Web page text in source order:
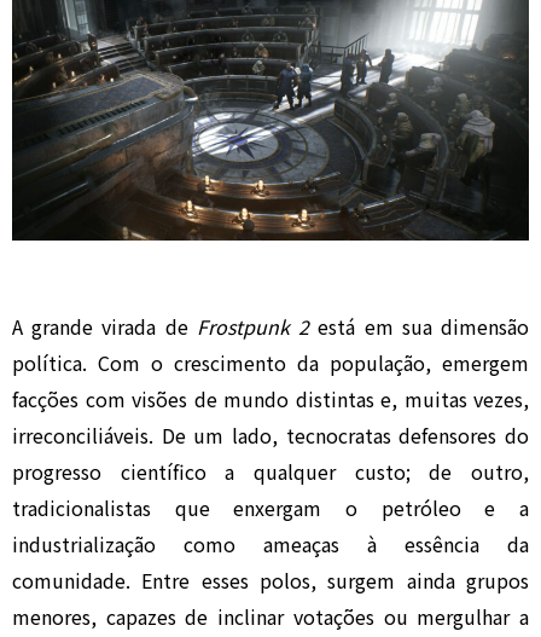
A grande virada de Frostpunk 2está em sua dimensão
política. Com o crescimento da população, emergem
facções com visões de mundo distintas e, muitas vezes,
irreconciliáveis. De um lado, tecnocratas defensores do
progresso científico a qualquer custo; de outro,
tradicionalistas que enxergam o petróleo e a
industrialização como ameaças à essência da
comunidade. Entre esses polos, surgem ainda grupos
menores, capazes de inclinar votações ou mergulhar a